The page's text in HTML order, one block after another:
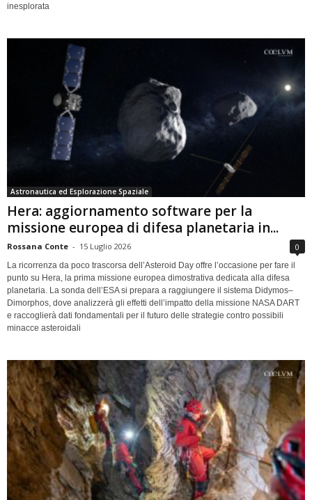
inesplorata
Astronautica ed Esplorazione Spaziale
Hera: aggiornamento software per la
missione europea di difesa planetaria in...
Rossana Conte - 15 Luglio 2026 0
La ricorrenza da poco trascorsa dell’Asteroid Day offre l’occasione per fare il
punto su Hera, la prima missione europea dimostrativa dedicata alla difesa
planetaria. La sonda dell’ESA si prepara a raggiungere il sistema Didymos–
Dimorphos, dove analizzerà gli effetti dell’impatto della missione NASA DART
e raccoglierà dati fondamentali per il futuro delle strategie contro possibili
minacce asteroidali